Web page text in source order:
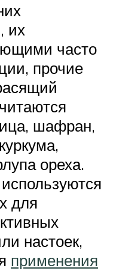
их
часто
прочие
шафран,
ореха.
для
настоек,
применения